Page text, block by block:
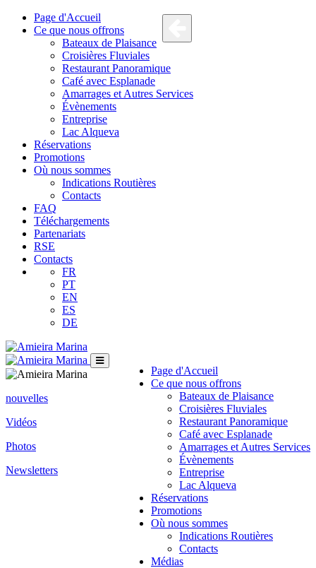
Page d'Accueil
Ce que nous offrons
Bateaux de Plaisance
Croisières Fluviales
Restaurant Panoramique
Café avec Esplanade
Amarrages et Autres Services
Évènements
Entreprise
Lac Alqueva
Réservations
Promotions
Où nous sommes
Indications Routières
Contacts
FAQ
Téléchargements
Partenariats
RSE
Contacts
FR
PT
EN
ES
DE
Page d'Accueil
Ce que nous offrons
Bateaux de Plaisance
Croisières Fluviales
Restaurant Panoramique
Café avec Esplanade
Amarrages et Autres Services
Évènements
Entreprise
Lac Alqueva
Réservations
Promotions
Où nous sommes
Indications Routières
Contacts
Médias
nouvelles
Vidéos
Photos
Newsletters